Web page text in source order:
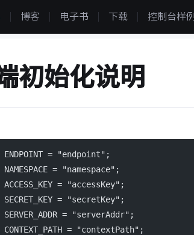
博客 电子书 下载 控制台样例
初始化说明
= "endpoint";
= "namespace";
= "accessKey";
= "secretKey";
= "serverAddr";
= "contextPath";